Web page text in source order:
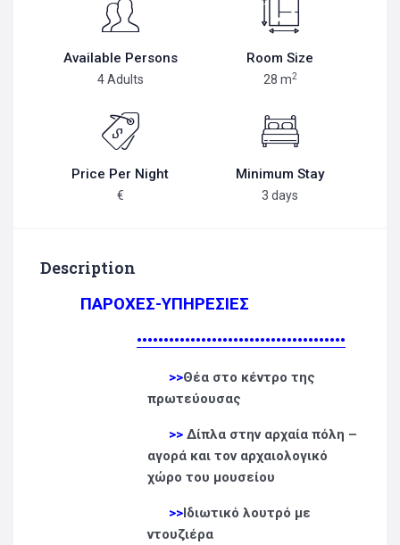
Available Persons
4 Adults
Room Size
28 m2
Price Per Night
€
Minimum Stay
3 days
Description
ΠΑΡΟΧΕΣ-ΥΠΗΡΕΣΙΕΣ
•••••••••••••••••••••••••••••••••••••••
>>Θέα στο κέντρο της
πρωτεύουσας
>> Δίπλα στην αρχαία πόλη –
αγορά και τον αρχαιολογικό
χώρο του μουσείου
>> Ιδιωτικό λουτρό με
ντουζιέρα